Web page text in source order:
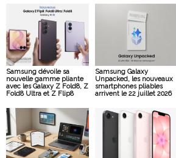
Samsung dévoile sa
nouvelle gamme pliante
avec les Galaxy Z Fold8, Z
Fold8 Ultra et Z Flip8
Samsung Galaxy
Unpacked, les nouveaux
smartphones pliables
arrivent le 22 juillet 2026